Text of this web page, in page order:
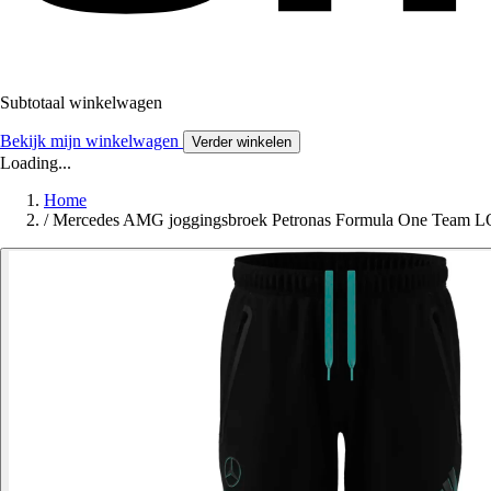
Subtotaal winkelwagen
Bekijk mijn winkelwagen Verder winkelen
Loading...
Home
/ Mercedes AMG joggingsbroek Petronas Formula One Team